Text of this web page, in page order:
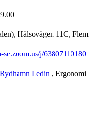
Hälsovägen 11C,
se.zoom.us/j/63807110180
Ledin , Ergonomi